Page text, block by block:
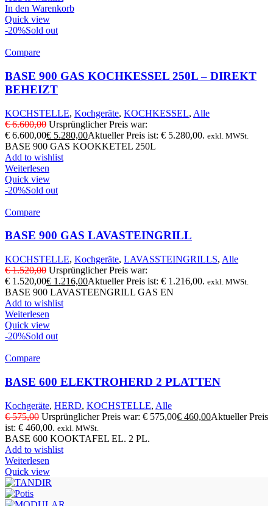
In den Warenkorb
Quick view
-20%Sold out
Compare
BASE 900 GAS KOCHKESSEL 250L – DIREKT
BEHEIZT
KOCHSTELLE, Kochgeräte, KOCHKESSEL, Alle
€6.600,00 Ursprünglicher Preis war:
€ 6.600,00€ 5.280,00Aktueller Preis ist: € 5.280,00. exkl. MWSt.
BASE 900 GAS KOOKKETEL 250L
Add to wishlist
Weiterlesen
Quick view
-20%Sold out
Compare
BASE 900 GAS LAVASTEINGRILL
KOCHSTELLE, Kochgeräte, LAVASSTEINGRILLS, Alle
€1.520,00 Ursprünglicher Preis war:
€ 1.520,00€ 1.216,00Aktueller Preis ist: € 1.216,00. exkl. MWSt.
BASE 900 LAVASTEENGRILL GAS EN
Add to wishlist
Weiterlesen
Quick view
-20%Sold out
Compare
BASE 600 ELEKTROHERD 2 PLATTEN
Kochgeräte, HERD, KOCHSTELLE, Alle
€575,00 Ursprünglicher Preis war: € 575,00€ 460,00Aktueller Preis
ist: € 460,00. exkl. MWSt.
BASE 600 KOOKTAFEL EL. 2 PL.
Add to wishlist
Weiterlesen
Quick view